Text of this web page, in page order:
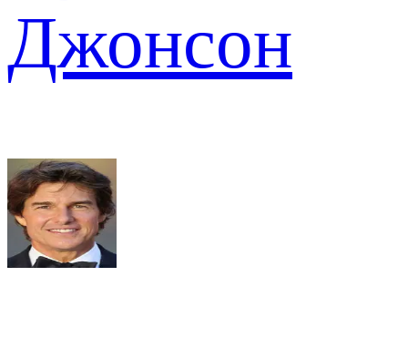
Джонсон